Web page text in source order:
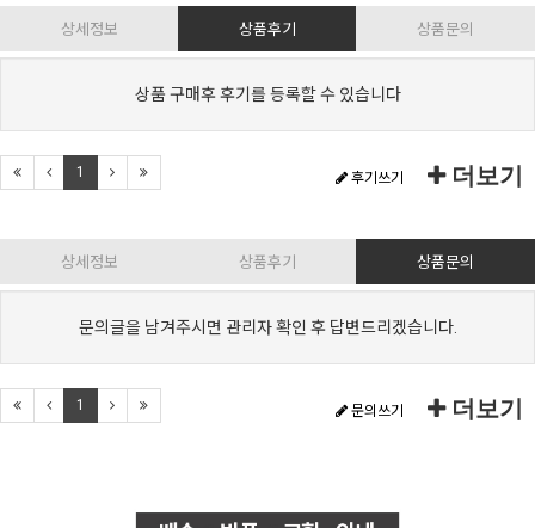
상세정보 상품후기 상품문의
상품 구매후 후기를 등록할 수 있습니다
1 후기쓰기 더보기
상세정보 상품후기 상품문의
문의글을 남겨주시면 관리자 확인 후 답변드리겠습니다.
1 문의쓰기 더보기